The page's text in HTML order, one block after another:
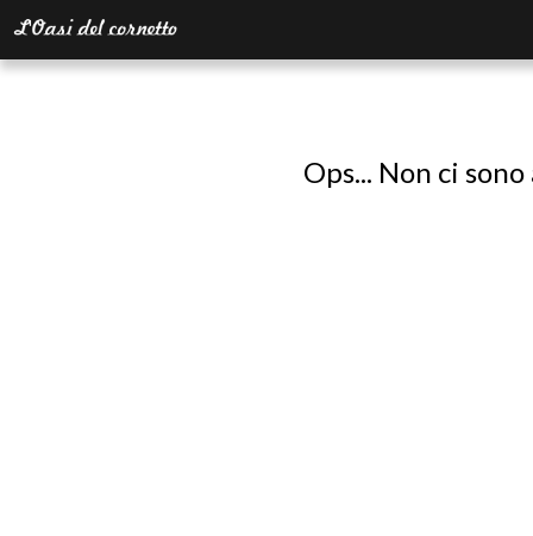
Ops... Non ci